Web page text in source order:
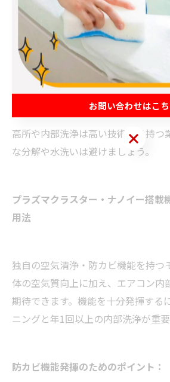
熱交換器部分は専用ブラシでや
ストリーマユニット部分は、メ
ホコリや汚れを除去
注意点
高所や内部洗浄は高い技術力を持つ
な分解や水洗いは避けましょう。
プラズマクラスター・ナノイー搭載
用法
独自の空気清浄・防カビ機能を持つ
体の空気質向上に加え、エアコン内
期待できます。機能を十分発揮する
ニングと年1回以上の内部洗浄が重要
防カビ機能発揮のためのポイント：
お問い合わせはこ
お問い合わせはこ